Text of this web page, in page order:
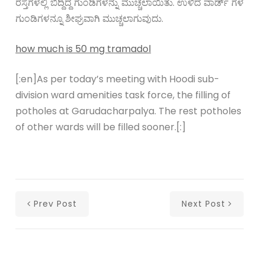
ಗುಂಡಿಗಳನ್ನೂ ಶೀಘ್ರವಾಗಿ ಮುಚ್ಚಲಾಗುವುದು.
how much is 50 mg tramadol
[:en]As per today’s meeting with Hoodi sub-
division ward amenities task force, the filling of
potholes at Garudacharpalya. The rest potholes
of other wards will be filled sooner.[:]
Prev Post Next Post